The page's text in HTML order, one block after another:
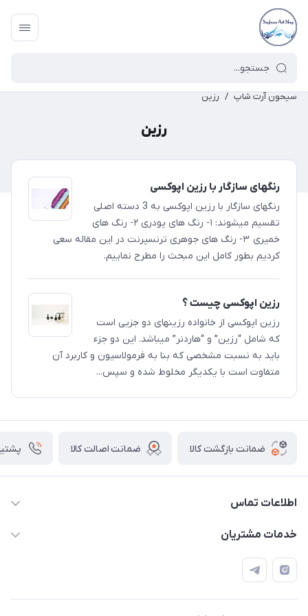
سیحون آرت شاپ / رزین
رزین
رنگهای سازگار با رزین اپوکسی
رنگهای سازگار با رزین اپوکسی به 3 دسته اصلی
تقسیم میشوند: ۱- رنگ های پودری ۲- رنگ های
خمیری ۳- رنگ های جوهری ترنسپرنت در این مقاله سعی
کردیم بطور کامل این مبحث را مطرح نماییم.
رزین اپوکسی چیست ؟
رزین اپوکسی از خانواده رزینهای دو جزیی است
که شامل “رزین” و “هاردنر” میباشد. این دو جزء
باید به نسبت مشخصی که بنا به فرمولاسیون و کاربرد آن
متفاوت است با یکدیگر مخلوط شده و سپس...
ضمانت بازگشت کالا ضمانت اصالت کالا
اطلاعات تماس
خدمات مشتریان
📝 قوانین و مقررات
📖 راهنما